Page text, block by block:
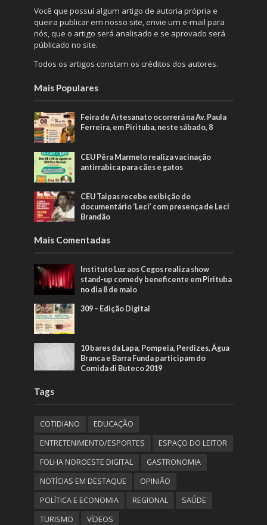
Você que possuí algum artigo de autoria própria e
queira publicar em nosso site, envie um e-mail para
nós, que o artigo será analisado e se aprovado será
públicado no site.
Todos os artigos constam os créditos dos autores.
Mais Populares
Feira de Artesanato ocorrerá na Av. Paula
Ferreira, em Pirituba, neste sábado, 8
CEU Pêra Marmelo realiza vacinação
antirrabica para cães e gatos
CEU Taipas recebe exibição do
documentário ‘Leci’ com presença de Leci
Brandão
Mais Comentadas
Instituto Luz aos Cegos realiza show
stand-up comedy beneficente em Pirituba
no dia 8 de maio
309 – Edição Digital
10 bares da Lapa, Pompeia, Perdizes, Água
Branca e Barra Funda participam do
Comida di Buteco 2019
Tags
COTIDIANO
EDUCAÇÃO
ENTRETENIMENTO/ESPORTES
ESPAÇO DO LEITOR
FOLHA NOROESTE DIGITAL
GASTRONOMIA
NOTÍCIAS EM DESTAQUE
OPINIÃO
POLÍTICA E ECONOMIA
REGIONAL
SAÚDE
TURISMO
VÍDEOS